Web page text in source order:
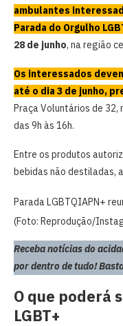
ambulantes
Parada do Orgulho
28 de junho, na região
Os interessados
até o dia 3 de junho,
Praça Voluntários de
das 9h às 16h.
Entre os produtos
bebidas não destiladas,
Parada LGBTQIAPN+
(Foto: Reprodução/
Receba notícias do
por dentro de tudo!
O que poderá
LGBT+